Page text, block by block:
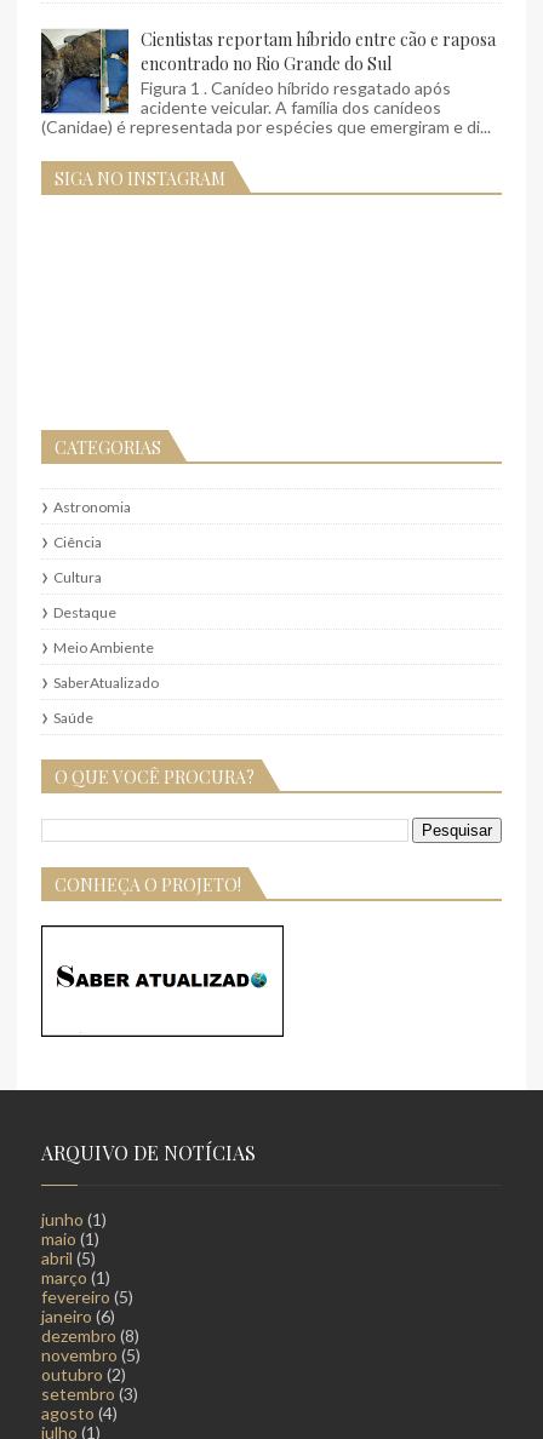
Cientistas reportam híbrido entre cão e raposa
encontrado no Rio Grande do Sul
Figura 1 . Canídeo híbrido resgatado após
acidente veicular. A família dos canídeos
(Canidae) é representada por espécies que emergiram e di...
SIGA NO INSTAGRAM
CATEGORIAS
Astronomia
Ciência
Cultura
Destaque
Meio Ambiente
SaberAtualizado
Saúde
O QUE VOCÊ PROCURA?
CONHEÇA O PROJETO!
ARQUIVO DE NOTÍCIAS
junho (1)
maio (1)
abril (5)
março (1)
fevereiro (5)
janeiro (6)
dezembro (8)
novembro (5)
outubro (2)
setembro (3)
agosto (4)
julho (1)